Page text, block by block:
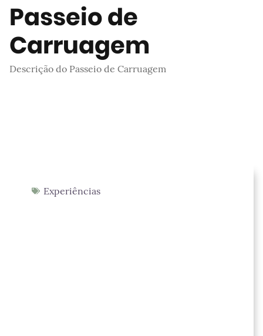
Passeio de
Carruagem
Descrição do Passeio de Carruagem
Experiências